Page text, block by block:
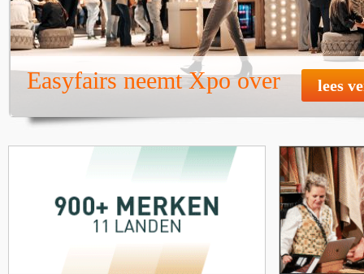
Easyfairs neemt Xpo over lees